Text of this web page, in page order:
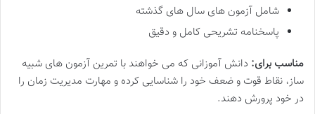
شامل آزمون های سال های گذشته
پاسخنامه تشریحی کامل و دقیق
مناسب برای: دانش آموزانی که می خواهند با تمرین آزمون های شبیه
ساز، نقاط قوت و ضعف خود را شناسایی کرده و مهارت مدیریت زمان را
در خود پرورش دهند.